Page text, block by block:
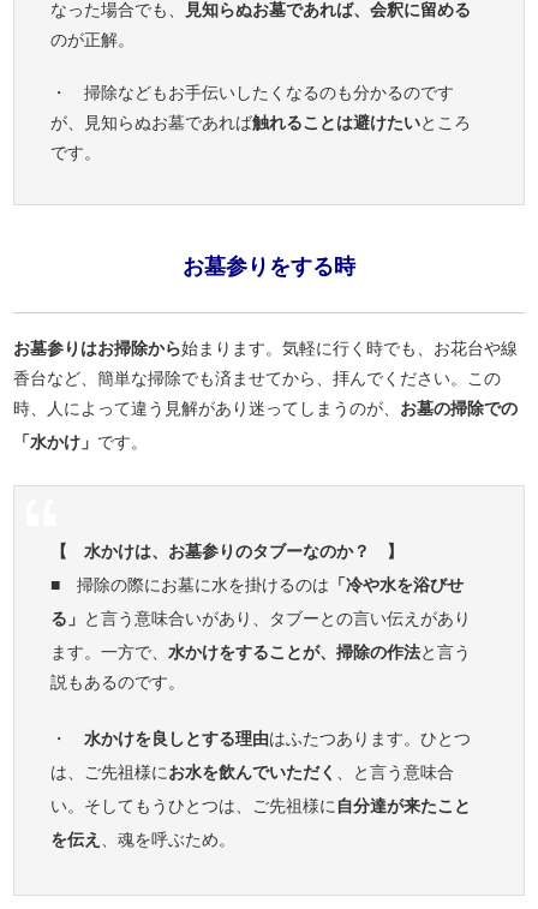
なった場合でも、
見知らぬお墓であれば、会釈に留める
のが正解。
・ 掃除などもお手伝いしたくなるのも分かるのです
が、見知らぬお墓であれば触れることは避けたいところ
です。
お墓参りをする時
お墓参りはお掃除から始まります。気軽に行く時でも、お花台や線
香台など、簡単な掃除でも済ませてから、拝んでください。この
時、人によって違う見解があり迷ってしまうのが、 お墓の掃除での
「水かけ」 です。
【 水かけは、お墓参りのタブーなのか？ 】
■ 掃除の際にお墓に水を掛けるのは 「冷や水を浴びせ
る」 と言う意味合いがあり、タブーとの言い伝えがあり
ます。一方で、水かけをすることが、掃除の作法と言う
説もあるのです。
・水かけを良しとする理由はふたつあります。ひとつ
は、ご先祖様にお水を飲んでいただく
、と言う意味合
い。そしてもうひとつは、ご先祖様に 自分達が来たこと
を伝え
、魂を呼ぶため。